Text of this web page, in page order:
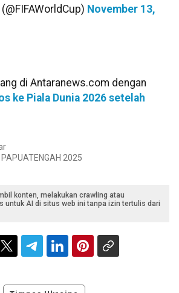
November 13,
di Antaranews.com dengan
ke Piala Dunia 2026 setelah
2025
konten, melakukan crawling atau
untuk AI di situs web ini tanpa izin tertulis dari